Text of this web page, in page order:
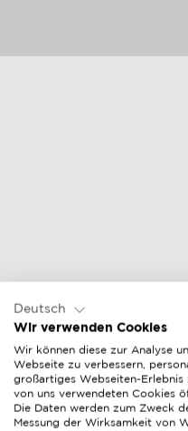
Deutsch
Wir verwenden Cookies
Wir können diese zur Analyse
Webseite zu verbessern,
großartiges Webseiten-
von uns verwendeten Cookies
Die Daten werden zum Zweck
Messung der Wirksamkeit von